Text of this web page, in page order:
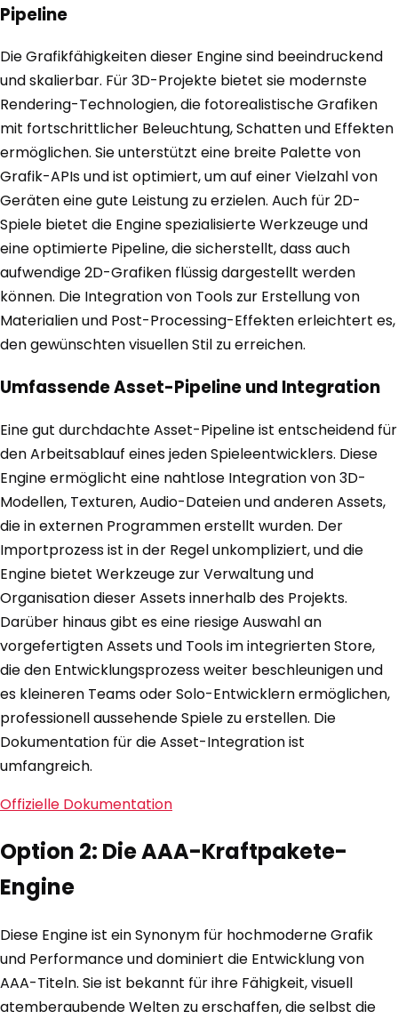
Pipeline
Die Grafikfähigkeiten dieser Engine sind beeindruckend
und skalierbar. Für 3D-Projekte bietet sie modernste
Rendering-Technologien, die fotorealistische Grafiken
mit fortschrittlicher Beleuchtung, Schatten und Effekten
ermöglichen. Sie unterstützt eine breite Palette von
Grafik-APIs und ist optimiert, um auf einer Vielzahl von
Geräten eine gute Leistung zu erzielen. Auch für 2D-
Spiele bietet die Engine spezialisierte Werkzeuge und
eine optimierte Pipeline, die sicherstellt, dass auch
aufwendige 2D-Grafiken flüssig dargestellt werden
können. Die Integration von Tools zur Erstellung von
Materialien und Post-Processing-Effekten erleichtert es,
den gewünschten visuellen Stil zu erreichen.
Umfassende Asset-Pipeline und Integration
Eine gut durchdachte Asset-Pipeline ist entscheidend für
den Arbeitsablauf eines jeden Spieleentwicklers. Diese
Engine ermöglicht eine nahtlose Integration von 3D-
Modellen, Texturen, Audio-Dateien und anderen Assets,
die in externen Programmen erstellt wurden. Der
Importprozess ist in der Regel unkompliziert, und die
Engine bietet Werkzeuge zur Verwaltung und
Organisation dieser Assets innerhalb des Projekts.
Darüber hinaus gibt es eine riesige Auswahl an
vorgefertigten Assets und Tools im integrierten Store,
die den Entwicklungsprozess weiter beschleunigen und
es kleineren Teams oder Solo-Entwicklern ermöglichen,
professionell aussehende Spiele zu erstellen. Die
Dokumentation für die Asset-Integration ist
umfangreich.
Offizielle Dokumentation
Option 2: Die AAA-Kraftpakete-
Engine
Diese Engine ist ein Synonym für hochmoderne Grafik
und Performance und dominiert die Entwicklung von
AAA-Titeln. Sie ist bekannt für ihre Fähigkeit, visuell
atemberaubende Welten zu erschaffen, die selbst die